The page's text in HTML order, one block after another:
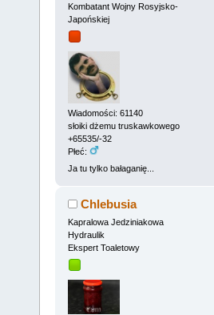
Kombatant Wojny Rosyjsko-
Japońskiej
Wiadomości: 61140
słoiki dżemu truskawkowego
+65535/-32
Płeć:
Ja tu tylko bałaganię...
Chlebusia
Kapralowa Jedziniakowa
Hydraulik
Ekspert Toaletowy